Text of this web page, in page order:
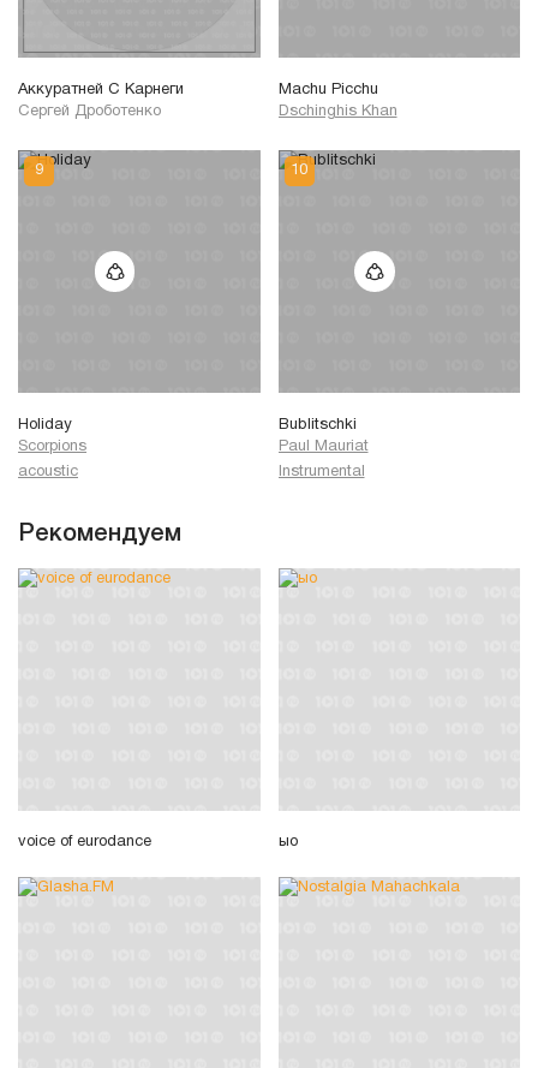
Аккуратней С Карнеги
Сергей Дроботенко
Machu Picchu
Dschinghis Khan
Holiday
Scorpions
acoustic
Bublitschki
Paul Mauriat
Instrumental
Рекомендуем
voice of eurodance ыо